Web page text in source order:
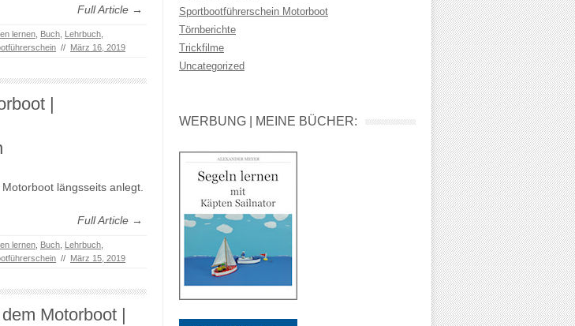
Full Article →
lernen Buch Lehrbuch
// März 16, 2019
|
längsseits anlegt.
Full Article →
lernen Buch Lehrbuch
// März 15, 2019
Motorboot |
Sportbootführerschein Motorboot
Törnberichte
Trickfilme
Uncategorized
WERBUNG | MEINE BÜCHER: